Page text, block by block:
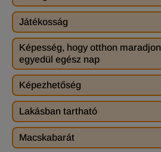
Játékosság
Képesség, hogy otthon maradjon
egyedül egész nap
Képezhetőség
Lakásban tartható
Macskabarát